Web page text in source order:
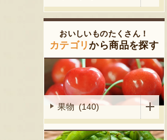
おいしいものたくさん！
カテゴリから商品を探す
果物 (140)
予約注文：山形県産 桃（贈答
用・家庭用）
『Farmおとらふ』